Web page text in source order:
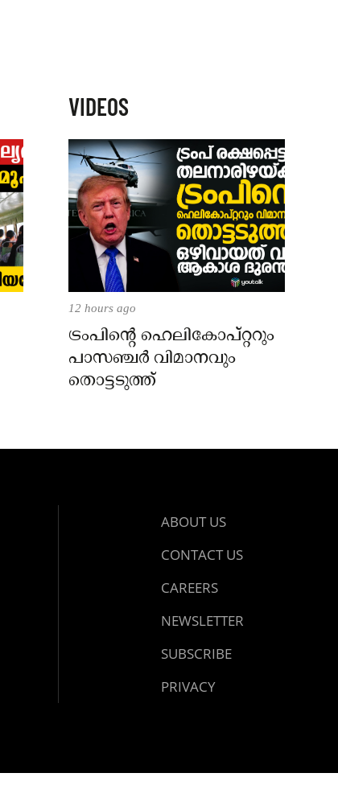
VIDEOS
12 hours ago
ട്രംപിന്റെ ഹെലികോപ്റ്ററും
പാസഞ്ചര്‍ വിമാനവും
തൊട്ടടുത്ത്
ABOUT US
CONTACT US
CAREERS
NEWSLETTER
SUBSCRIBE
PRIVACY